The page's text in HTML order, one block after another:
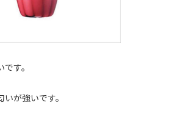
す。
が強いです。